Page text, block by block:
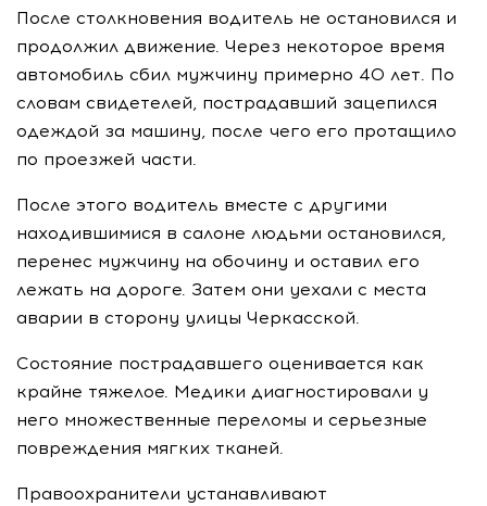
После столкновения водитель не остановился и
продолжил движение. Через некоторое время
автомобиль сбил мужчину примерно 40 лет. По
словам свидетелей, пострадавший зацепился
одеждой за машину, после чего его протащило
по проезжей части.
После этого водитель вместе с другими
находившимися в салоне людьми остановился,
перенес мужчину на обочину и оставил его
лежать на дороге. Затем они уехали с места
аварии в сторону улицы Черкасской.
Состояние пострадавшего оценивается как
крайне тяжелое. Медики диагностировали у
него множественные переломы и серьезные
повреждения мягких тканей.
Правоохранители устанавливают